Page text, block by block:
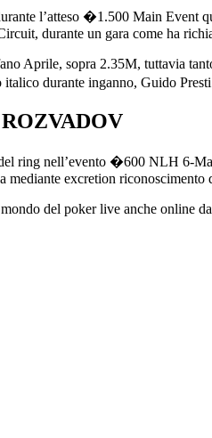
l’atteso �1.500 Main Event
durante un gara come ha
Aprile, sopra 2.35M, tuttavia
durante inganno, Guido
ring nell’evento �600 NLH 6-
mediante excretion riconoscimento
del poker live anche online